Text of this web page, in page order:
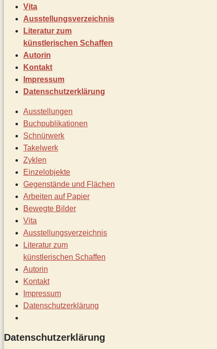
Vita
Ausstellungsverzeichnis
Literatur zum
künstlerischen Schaffen
Autorin
Kontakt
Impressum
Datenschutz­erklärung
Ausstellungen
Buchpublikationen
Schnürwerk
Takelwerk
Zyklen
Einzelobjekte
Gegenstände und Flächen
Arbeiten auf Papier
Bewegte Bilder
Vita
Ausstellungsverzeichnis
Literatur zum
künstlerischen Schaffen
Autorin
Kontakt
Impressum
Datenschutz­erklärung
search
Datenschutz­erklärung